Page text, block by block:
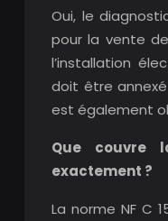
Oui, le
pour la vente
l’installation
doit être
est également
Que couvre
exactement ?
La norme NF C